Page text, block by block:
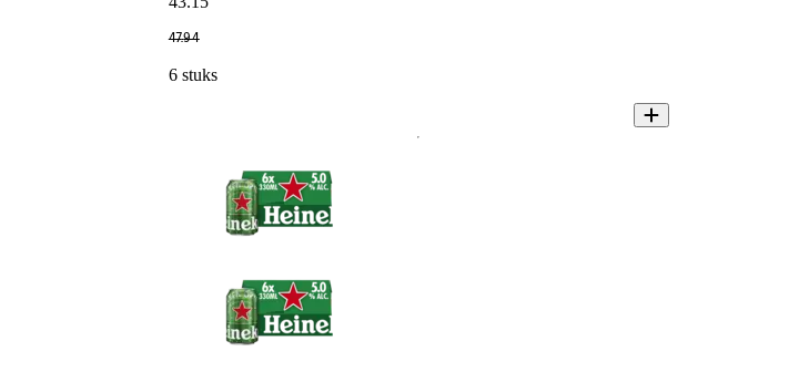
47.94
6 stuks